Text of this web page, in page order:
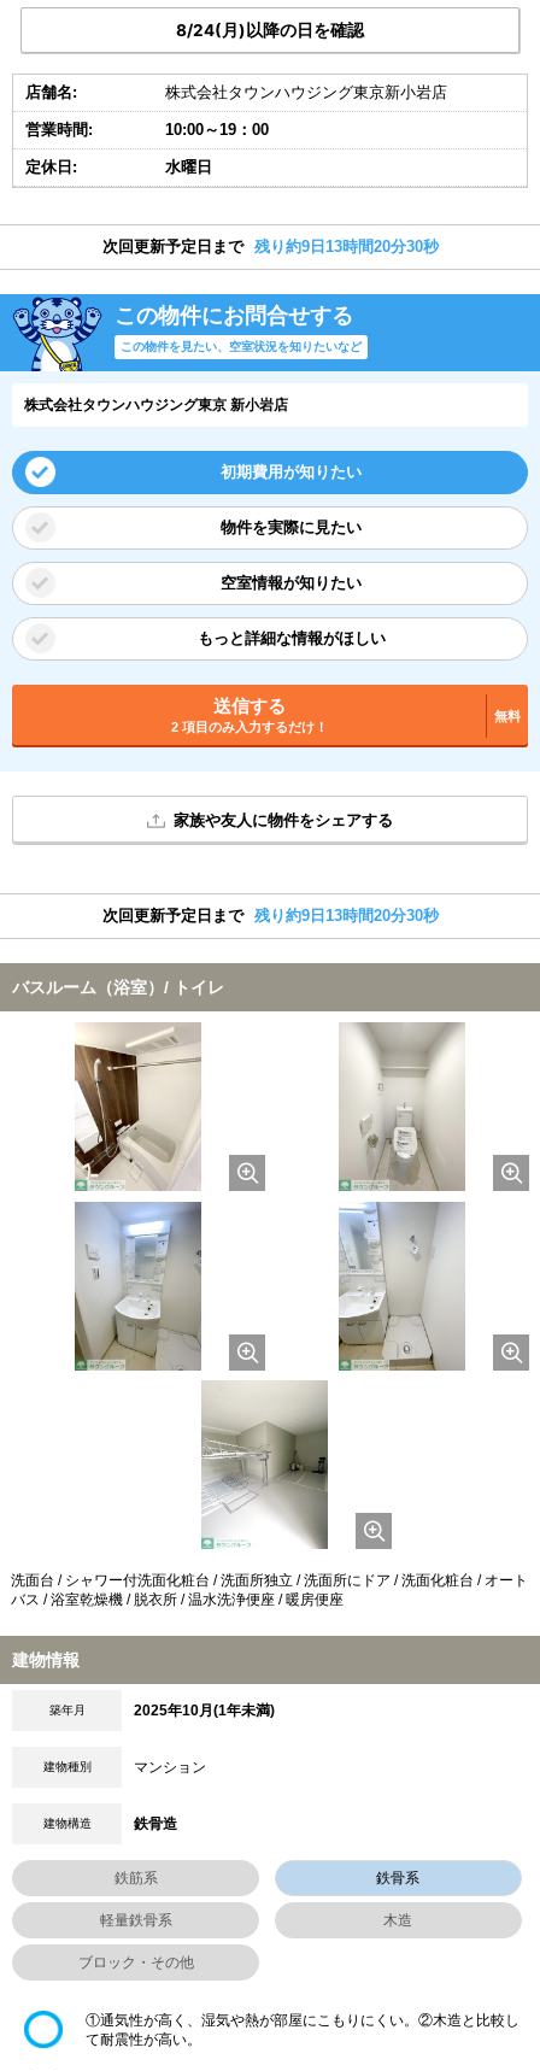
8/24(月)以降の日を確認
店舗名: 株式会社タウンハウジング東京新小岩店
営業時間: 10:00～19：00
定休日: 水曜日
次回更新予定日まで 残り約9日13時間20分29秒
この物件にお問合せする
この物件を見たい、空室状況を知りたいなど
株式会社タウンハウジング東京 新小岩店
初期費用が知りたい
物件を実際に見たい
空室情報が知りたい
もっと詳細な情報がほしい
送信する
2 項目のみ入力するだけ！
無料
家族や友人に物件をシェアする
次回更新予定日まで 残り約9日13時間20分29秒
バスルーム（浴室）/ トイレ
洗面台 / シャワー付洗面化粧台 / 洗面所独立 / 洗面所にドア / 洗面化粧台 / オート
バス / 浴室乾燥機 / 脱衣所 / 温水洗浄便座 / 暖房便座
建物情報
築年月 2025年10月(1年未満)
建物種別 マンション
建物構造 鉄骨造
鉄筋系 鉄骨系
軽量鉄骨系 木造
ブロック・その他
①通気性が高く、湿気や熱が部屋にこもりにくい。②木造と比較し
て耐震性が高い。